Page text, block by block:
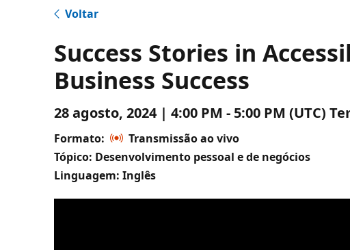
Voltar
Success Stories in
Business Success
28 agosto, 2024 | 4:00 PM - 5:00 PM (UTC)
Formato:
Transmissão ao vivo
Tópico: Desenvolvimento pessoal e de negócios
Linguagem: Inglês